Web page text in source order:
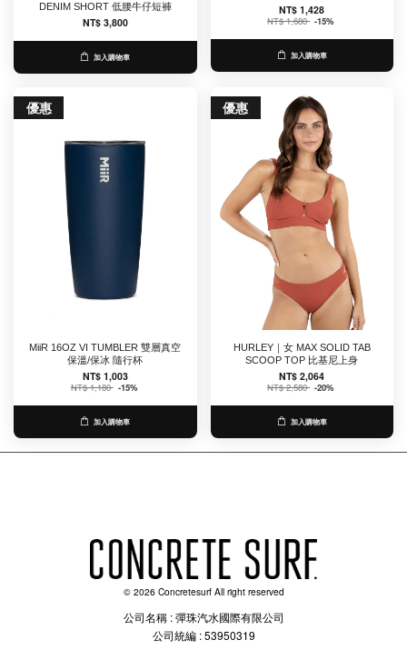
DENIM SHORT 低腰牛仔短褲
NT$ 3,800
加入購物車
NT$ 1,428
NT$ 1,680 -15%
加入購物車
優惠
MiiR 16OZ VI TUMBLER 雙層真空
保溫/保冰 隨行杯
NT$ 1,003
NT$ 1,180 -15%
加入購物車
優惠
HURLEY｜女 MAX SOLID TAB
SCOOP TOP 比基尼上身
NT$ 2,064
NT$ 2,580 -20%
加入購物車
© 2026 Concretesurf All right reserved
公司名稱 : 彈珠汽水國際有限公司
公司統編 : 53950319